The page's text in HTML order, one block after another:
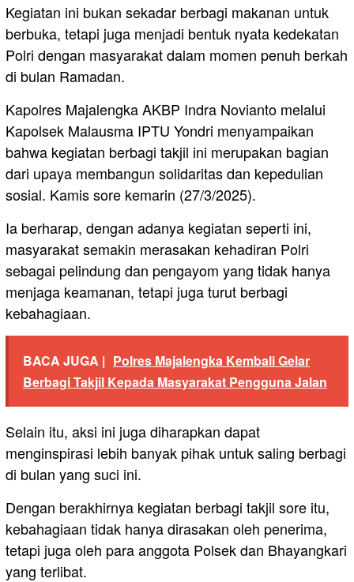
Kegiatan ini bukan sekadar berbagi makanan untuk
berbuka, tetapi juga menjadi bentuk nyata kedekatan
Polri dengan masyarakat dalam momen penuh berkah
di bulan Ramadan.
Kapolres Majalengka AKBP Indra Novianto melalui
Kapolsek Malausma IPTU Yondri menyampaikan
bahwa kegiatan berbagi takjil ini merupakan bagian
dari upaya membangun solidaritas dan kepedulian
sosial. Kamis sore kemarin (27/3/2025).
Ia berharap, dengan adanya kegiatan seperti ini,
masyarakat semakin merasakan kehadiran Polri
sebagai pelindung dan pengayom yang tidak hanya
menjaga keamanan, tetapi juga turut berbagi
kebahagiaan.
BACA JUGA | Polres Majalengka Kembali Gelar
Berbagi Takjil Kepada Masyarakat Pengguna Jalan
Selain itu, aksi ini juga diharapkan dapat
menginspirasi lebih banyak pihak untuk saling berbagi
di bulan yang suci ini.
Dengan berakhirnya kegiatan berbagi takjil sore itu,
kebahagiaan tidak hanya dirasakan oleh penerima,
tetapi juga oleh para anggota Polsek dan Bhayangkari
yang terlibat.